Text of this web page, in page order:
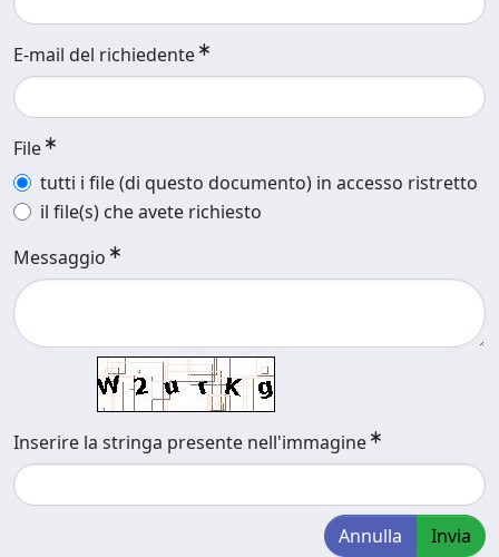
E-mail del richiedente
File
tutti i file (di questo documento) in accesso ristretto
il file(s) che avete richiesto
Messaggio
Inserire la stringa presente nell'immagine
Annulla Invia